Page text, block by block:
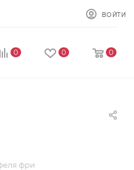
ВОЙТИ
0 0 0
фри